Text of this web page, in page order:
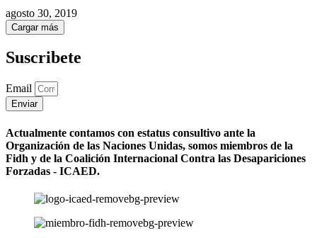
agosto 30, 2019
Cargar más
Suscribete
Email
Enviar
Actualmente contamos con estatus consultivo ante la
Organización de las Naciones Unidas, somos miembros de la
Fidh y de la Coalición Internacional Contra las Desapariciones
Forzadas - ICAED.